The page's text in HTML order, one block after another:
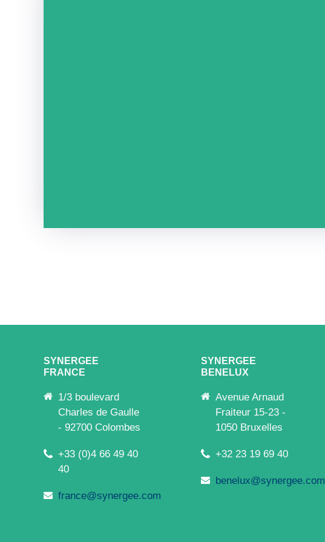
SYNERGEE
FRANCE
1/3 boulevard
Charles de Gaulle
- 92700 Colombes
+33 (0)4 66 49 40
40
france@synergee.com
SYNERGEE
BENELUX
Avenue Arnaud
Fraiteur 15-23 -
1050 Bruxelles
+32 23 19 69 40
benelux@synergee.com